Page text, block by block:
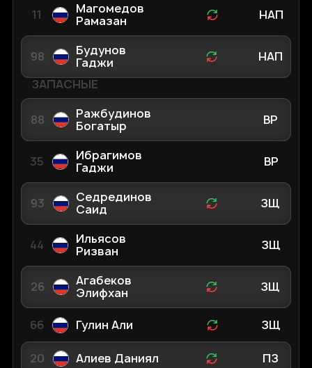
11
Магомедов
Рамазан
НАП
98
Будунов
Гаджи
НАП
ЗАПАСНЫЕ
88
Ражбудинов
Богатыр
ВР
35
Ибрагимов
Гаджи
ВР
93
Седрединов
Саид
ЗЩ
44
Ильясов
Ризван
ЗЩ
26
Агабеков
Элифхан
ЗЩ
66 Гулин Али ЗЩ
20 Алиев Даниял ПЗ